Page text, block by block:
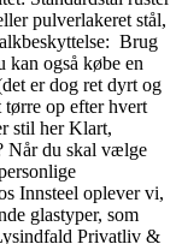
pulverlakeret stål,
Brug
kan også købe en
er dog ret dyrt og
op efter hvert
stil her Klart,
Når du skal vælge
Innsteel oplever vi,
glastyper, som
Privatliv &